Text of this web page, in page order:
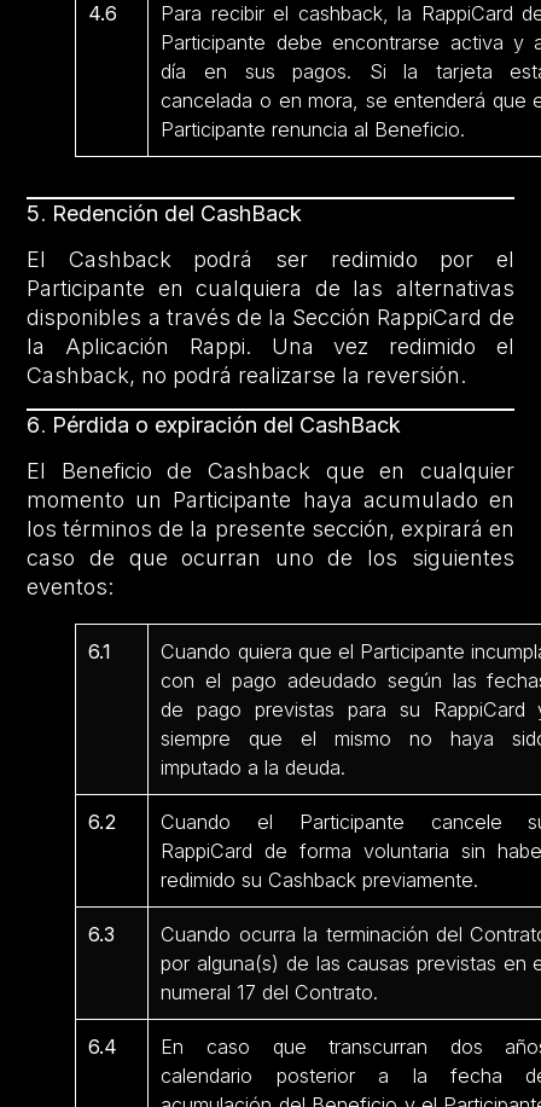
4.6
Para recibir el cashback, la RappiCard
Participante debe encontrarse activa y
día en sus pagos. Si la tarjeta
cancelada o en mora, se entenderá que
Participante renuncia al Beneficio.
5. Redención del CashBack
El Cashback podrá ser redimido por el
Participante en cualquiera de las alternativas
disponibles a través de la Sección RappiCard de
la Aplicación Rappi. Una vez redimido el
Cashback, no podrá realizarse la reversión.
6. Pérdida o expiración del CashBack
El Beneficio de Cashback que en cualquier
momento un Participante haya acumulado en
los términos de la presente sección, expirará en
caso de que ocurran uno de los siguientes
eventos:
6.1
Cuando quiera que el Participante
con el pago adeudado según las
de pago previstas para su RappiCard
siempre que el mismo no haya
imputado a la deuda.
6.2
Cuando el Participante cancele
RappiCard de forma voluntaria sin
redimido su Cashback previamente.
6.3
Cuando ocurra la terminación del
por alguna(s) de las causas previstas en
numeral 17 del Contrato.
6.4
En caso que transcurran dos
calendario posterior a la fecha